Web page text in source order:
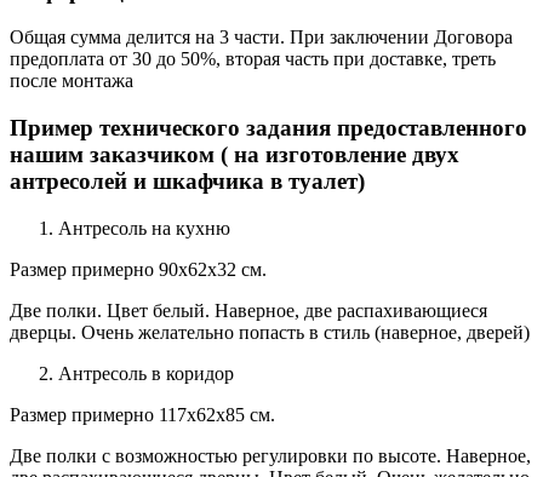
Общая сумма делится на 3 части. При заключении Договора
предоплата от 30 до 50%, вторая часть при доставке, треть
после монтажа
Пример технического задания предоставленного
нашим заказчиком ( на изготовление двух
антресолей и шкафчика в туалет)
Антресоль на кухню
Размер примерно 90х62х32 см.
Две полки. Цвет белый. Наверное, две распахивающиеся
дверцы. Очень желательно попасть в стиль (наверное, дверей)
Антресоль в коридор
Размер примерно 117х62х85 см.
Две полки с возможностью регулировки по высоте. Наверное,